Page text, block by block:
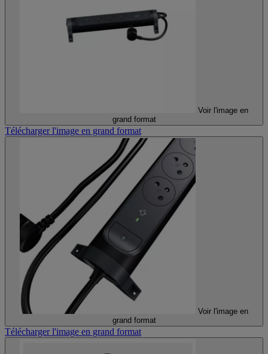
Voir l'image en
grand format
Télécharger l'image en grand format
Voir l'image en
grand format
Télécharger l'image en grand format